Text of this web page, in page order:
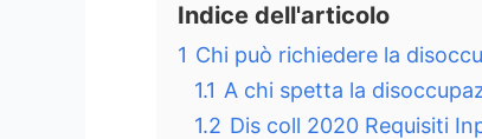
Indice dell'articolo
1 Chi può richiedere la
1.1 A chi spetta la
1.2 Dis coll 2020 Requisiti